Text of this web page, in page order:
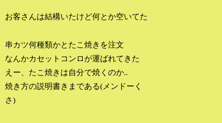
お客さんは結構いたけど何とか空いてた
串カツ何種類かとたこ焼きを注文
なんかカセットコンロが運ばれてきた
えー、たこ焼きは自分で焼くのか..
焼き方の説明書きまである(メンドーく
さ)